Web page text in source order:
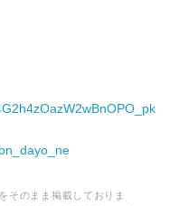
そのまま掲載しておりま